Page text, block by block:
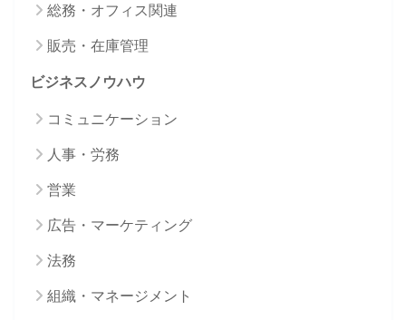
総務・オフィス関連
販売・在庫管理
ビジネスノウハウ
コミュニケーション
人事・労務
営業
広告・マーケティング
法務
組織・マネージメント